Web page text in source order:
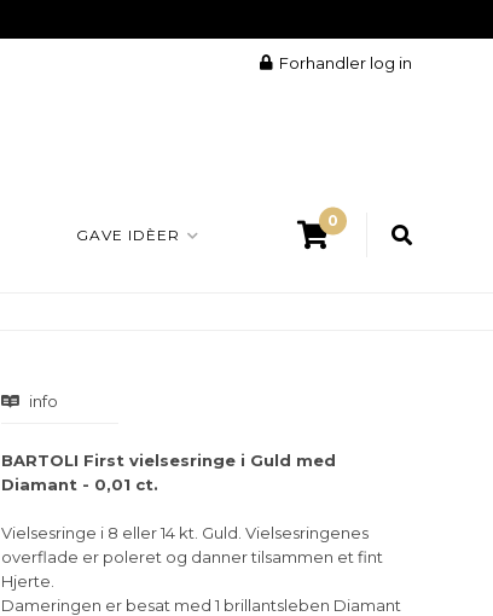
Forhandler log in
GAVE IDÈER
0
info
BARTOLI First vielsesringe i Guld med
Diamant - 0,01 ct.
Vielsesringe i 8 eller 14 kt. Guld. Vielsesringenes
overflade er poleret og danner tilsammen et fint
Hjerte.
Dameringen er besat med 1 brillantsleben Diamant